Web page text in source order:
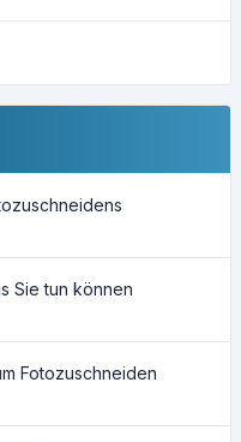
Sie tun können
Fotozuschneiden